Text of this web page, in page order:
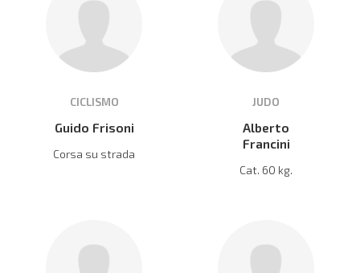
CICLISMO
Guido Frisoni
Corsa su strada
JUDO
Alberto
Francini
Cat. 60 kg.